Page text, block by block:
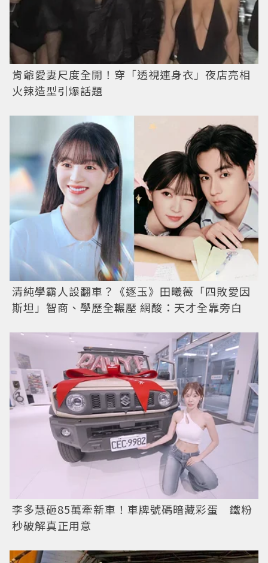
肯爺愛妻尺度全開！穿「透視連身衣」夜店亮相
火辣造型引爆話題
清純學霸人設翻車？《逐玉》田曦薇「四敗愛因
斯坦」智商、學歷全輾壓 網酸：天才全靠旁白
李多慧砸85萬牽新車！車牌號碼暗藏彩蛋 鐵粉
秒破解真正用意